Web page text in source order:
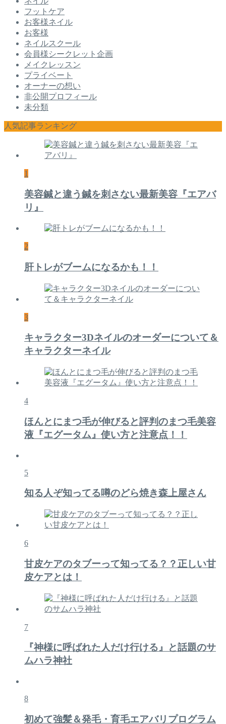
フットケア
お客様ネイル
お客様
ネイルスクール
会員様シークレット企画
メイクレッスン
プライベート
オーナーの想い
非公開プロフィール
未分類
人気記事ランキング
1
美容鍼と違う鍼を刺さない最新美容『エアバ
リ』
2
肝トレがブームになるかも！！
3
キャラクター3Dネイルのオーダーについて＆
キャラクターネイル
4
ほんとにまつ毛が伸びると評判のまつ毛美容
液『エグータム』使い方と注意点！！
5
知る人ぞ知ってる噂のどら焼き森上屋さん
6
甘皮ケアのタブーって知ってる？？正しい甘
皮ケアとは！
7
『神様に呼ばれた人だけ行ける』と話題のサ
ムハラ神社
8
初めて強髪＆発毛・育毛エアバリプログラム